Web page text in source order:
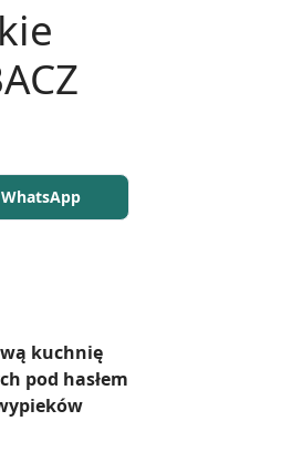
kuchnię
pod hasłem